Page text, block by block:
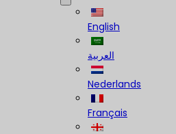
English
العربية
Nederlands
Français